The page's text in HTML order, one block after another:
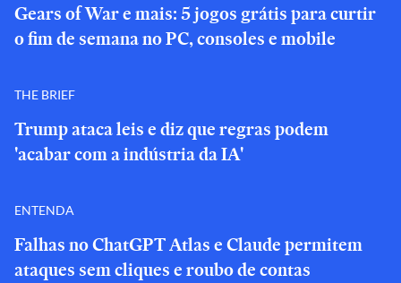
Gears of War e mais: 5 jogos grátis para curtir
o fim de semana no PC, consoles e mobile
THE BRIEF
Trump ataca leis e diz que regras podem
'acabar com a indústria da IA'
ENTENDA
Falhas no ChatGPT Atlas e Claude permitem
ataques sem cliques e roubo de contas